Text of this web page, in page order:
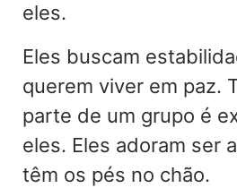
eles.
Eles buscam
querem viver em paz.
parte de um grupo é
eles. Eles adoram ser
têm os pés no chão.